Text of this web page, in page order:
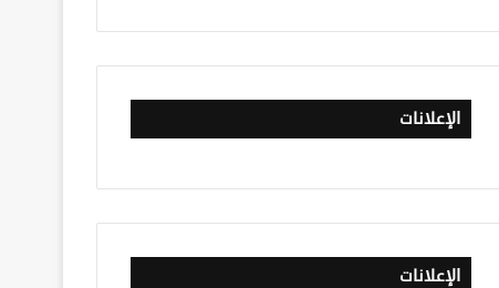
الإعلانات
الإعلانات